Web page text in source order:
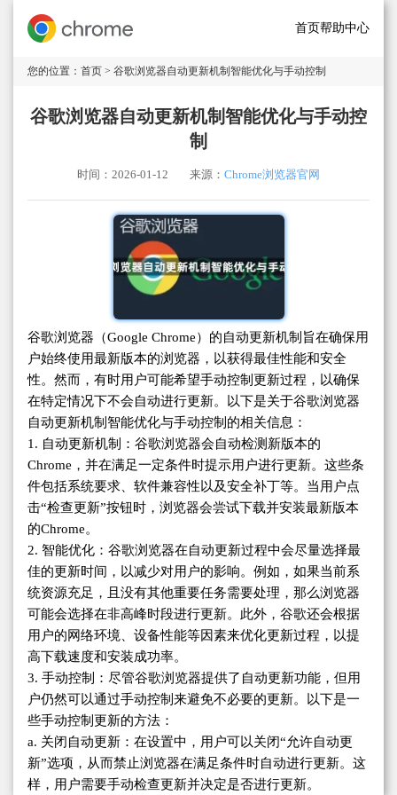
首页帮助中心
您的位置： 首页 > 谷歌浏览器自动更新机制智能优化与手动控制
谷歌浏览器自动更新机制智能优化与手动控
制
时间：2026-01-12 来源： Chrome浏览器官网
谷歌浏览器（Google Chrome）的自动更新机制旨在确保用
户始终使用最新版本的浏览器，以获得最佳性能和安全
性。然而，有时用户可能希望手动控制更新过程，以确保
在特定情况下不会自动进行更新。以下是关于谷歌浏览器
自动更新机制智能优化与手动控制的相关信息：
1. 自动更新机制：谷歌浏览器会自动检测新版本的
Chrome，并在满足一定条件时提示用户进行更新。这些条
件包括系统要求、软件兼容性以及安全补丁等。当用户点
击“检查更新”按钮时，浏览器会尝试下载并安装最新版本
的Chrome。
2. 智能优化：谷歌浏览器在自动更新过程中会尽量选择最
佳的更新时间，以减少对用户的影响。例如，如果当前系
统资源充足，且没有其他重要任务需要处理，那么浏览器
可能会选择在非高峰时段进行更新。此外，谷歌还会根据
用户的网络环境、设备性能等因素来优化更新过程，以提
高下载速度和安装成功率。
3. 手动控制：尽管谷歌浏览器提供了自动更新功能，但用
户仍然可以通过手动控制来避免不必要的更新。以下是一
些手动控制更新的方法：
a. 关闭自动更新：在设置中，用户可以关闭“允许自动更
新”选项，从而禁止浏览器在满足条件时自动进行更新。这
样，用户需要手动检查更新并决定是否进行更新。